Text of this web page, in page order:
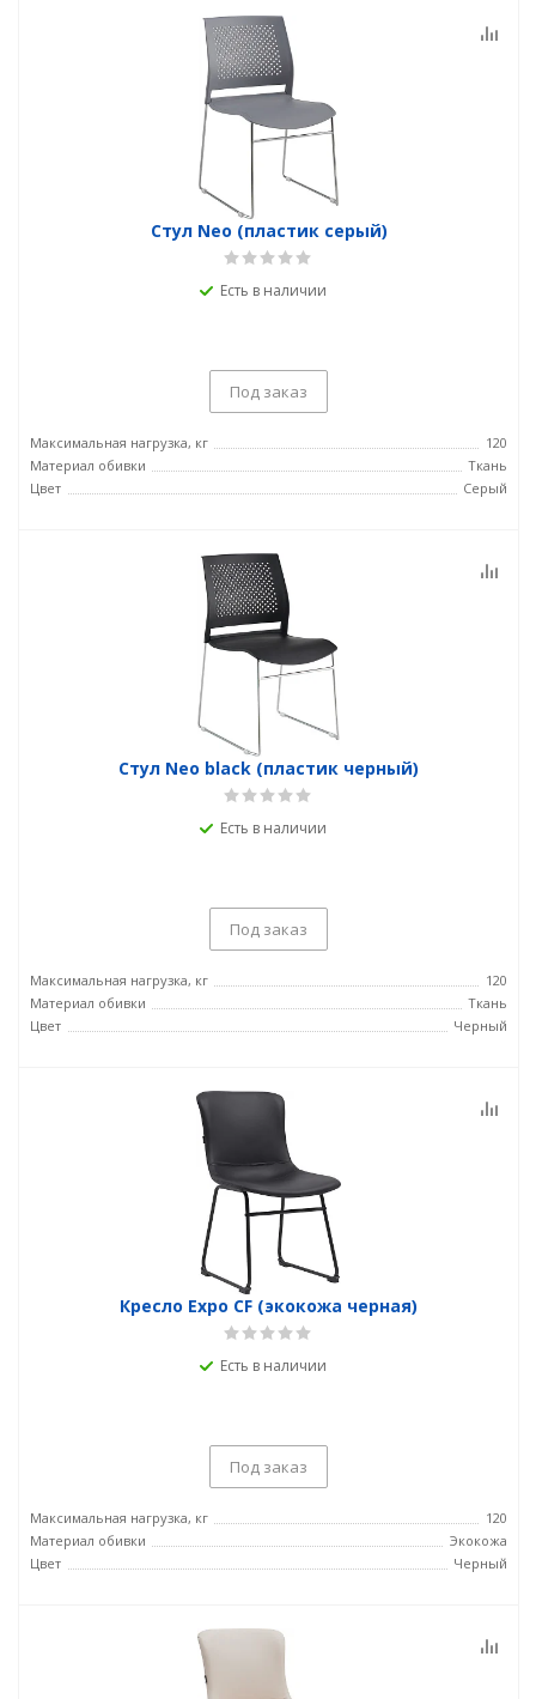
Стул Neo (пластик серый)
Есть в наличии
Под заказ
Максимальная нагрузка, кг
120
Материал обивки
Ткань
Цвет
Серый
Стул Neo black (пластик черный)
Есть в наличии
Под заказ
Максимальная нагрузка, кг
120
Материал обивки
Ткань
Цвет
Черный
Кресло Expo CF (экокожа черная)
Есть в наличии
Под заказ
Максимальная нагрузка, кг
120
Материал обивки
Экокожа
Цвет
Черный